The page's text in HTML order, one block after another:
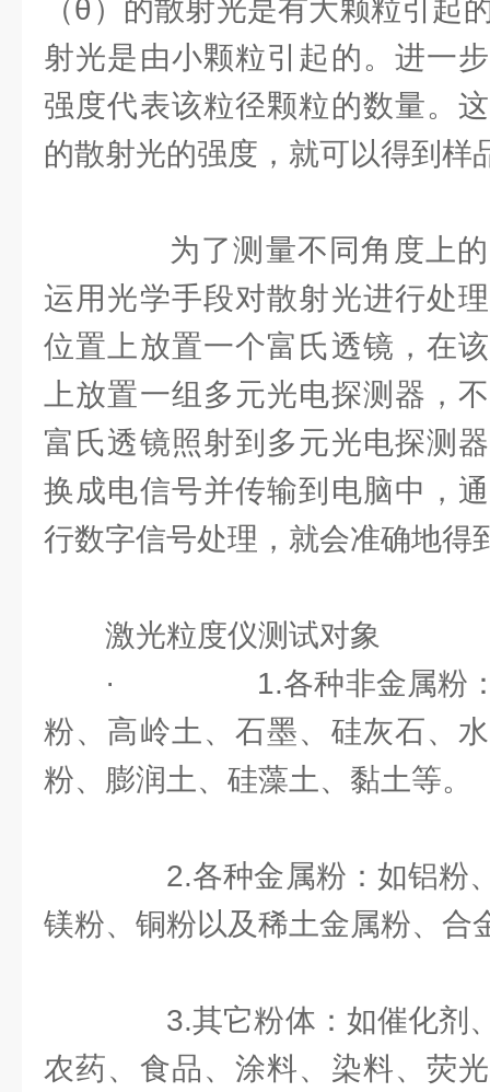
（θ）的散射光是有大颗粒引起
射光是由小颗粒引起的。进一
强度代表该粒径颗粒的数量。
的散射光的强度，就可以得到样
为了测量不同角度上的
运用光学手段对散射光进行处
位置上放置一个富氏透镜，在
上放置一组多元光电探测器，
富氏透镜照射到多元光电探测
换成电信号并传输到电脑中，
行数字信号处理，就会准确地得
激光粒度仪测试对象
· 1.各种非金属粉：如
粉、高岭土、石墨、硅灰石、
粉、膨润土、硅藻土、黏土等。
2.各种金属粉：如铝粉
镁粉、铜粉以及稀土金属粉、合
3.其它粉体：如催化剂
农药、食品、涂料、染料、荧